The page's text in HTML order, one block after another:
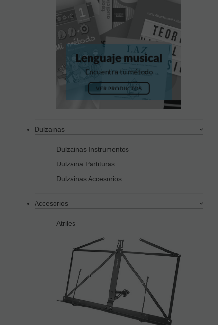
Dulzainas
Dulzainas Instrumentos
Dulzaina Partituras
Dulzainas Accesorios
Accesorios
Atriles